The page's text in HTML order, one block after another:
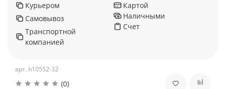
арт. h10552-32
(0)
Курьером
Самовывоз
Транспортной
компанией
Картой
Наличными
Счет